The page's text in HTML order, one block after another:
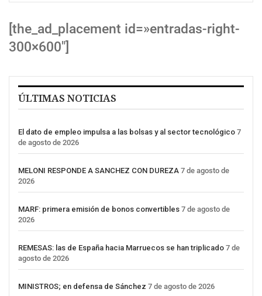
[the_ad_placement id=»entradas-right-
300×600″]
ÚLTIMAS NOTICIAS
El dato de empleo impulsa a las bolsas y al sector tecnológico 7
de agosto de 2026
MELONI RESPONDE A SANCHEZ CON DUREZA 7 de agosto de
2026
MARF: primera emisión de bonos convertibles 7 de agosto de
2026
REMESAS: las de España hacia Marruecos se han triplicado 7 de
agosto de 2026
MINISTROS; en defensa de Sánchez 7 de agosto de 2026